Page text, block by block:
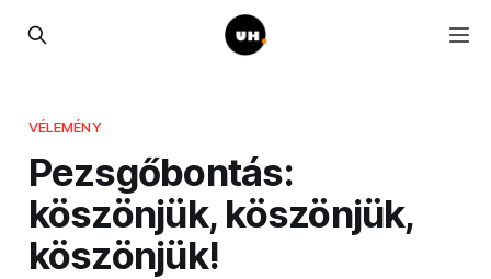
VÉLEMÉNY
Pezsgőbontás:
köszönjük, köszönjük,
köszönjük!